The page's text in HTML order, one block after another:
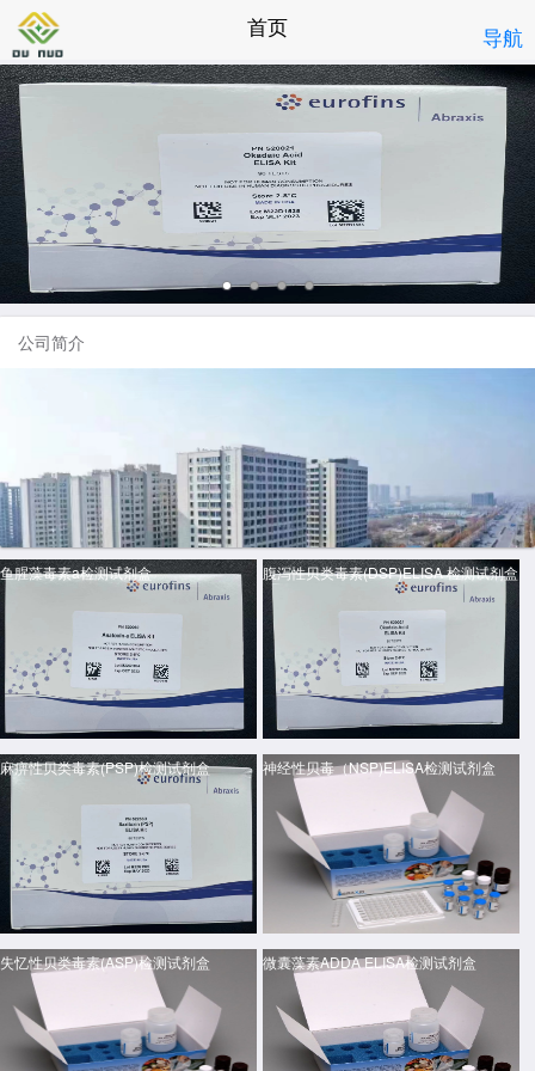
首页 导航
公司简介
鱼腥藻毒素a检测试剂盒 腹泻性贝类毒素(DSP)ELISA 检测试剂盒
麻痹性贝类毒素(PSP)检测试剂盒 神经性贝毒（NSP)ELISA检测试剂盒
失忆性贝类毒素(ASP)检测试剂盒 微囊藻素ADDA ELISA检测试剂盒